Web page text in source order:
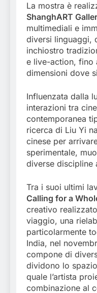
La mostra è
ShanghART
multimediali e
diversi linguaggi,
inchiostro
e live-action, fino
dimensioni dove
Influenzata dalla
interazioni tra
contemporanea
ricerca di Liu Yi
cinese per
sperimentale,
diverse discipline
Tra i suoi ultimi
Calling for a
creativo
viaggio, una
particolarmente
India, nel
compone di
dividono lo
quale l’artista
combinazione al